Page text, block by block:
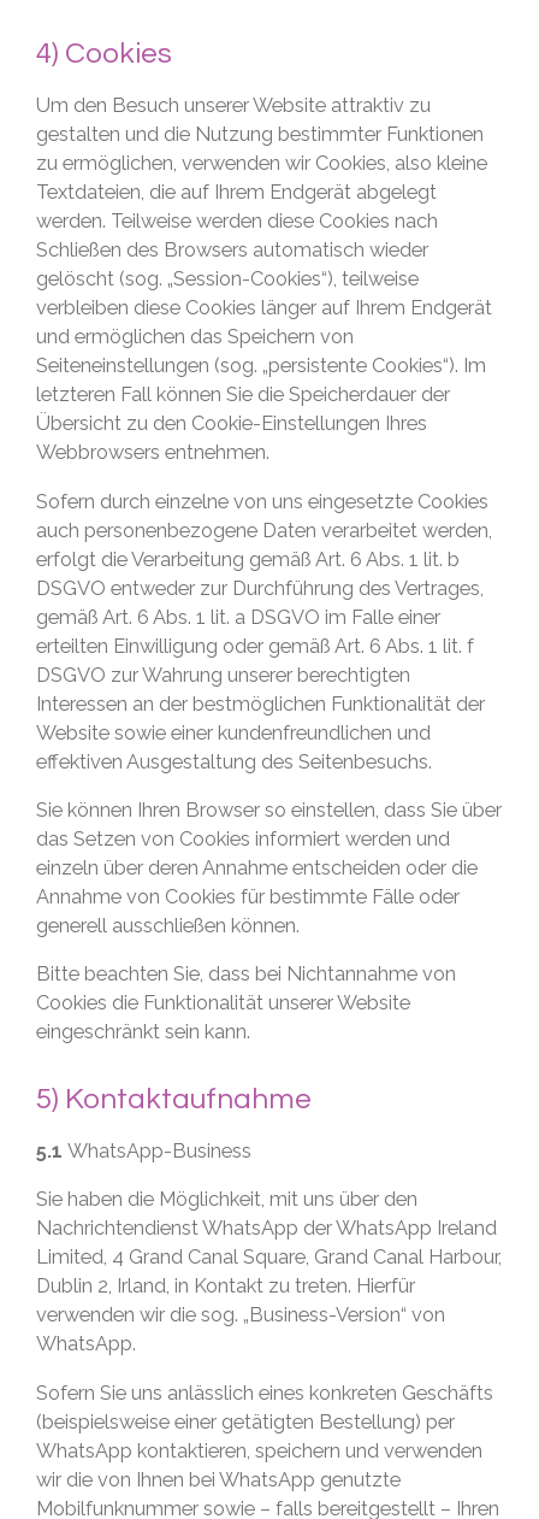
4) Cookies
Um den Besuch unserer Website attraktiv zu
gestalten und die Nutzung bestimmter Funktionen
zu ermöglichen, verwenden wir Cookies, also kleine
Textdateien, die auf Ihrem Endgerät abgelegt
werden. Teilweise werden diese Cookies nach
Schließen des Browsers automatisch wieder
gelöscht (sog. „Session-Cookies“), teilweise
verbleiben diese Cookies länger auf Ihrem Endgerät
und ermöglichen das Speichern von
Seiteneinstellungen (sog. „persistente Cookies“). Im
letzteren Fall können Sie die Speicherdauer der
Übersicht zu den Cookie-Einstellungen Ihres
Webbrowsers entnehmen.
Sofern durch einzelne von uns eingesetzte Cookies
auch personenbezogene Daten verarbeitet werden,
erfolgt die Verarbeitung gemäß Art. 6 Abs. 1 lit. b
DSGVO entweder zur Durchführung des Vertrages,
gemäß Art. 6 Abs. 1 lit. a DSGVO im Falle einer
erteilten Einwilligung oder gemäß Art. 6 Abs. 1 lit. f
DSGVO zur Wahrung unserer berechtigten
Interessen an der bestmöglichen Funktionalität der
Website sowie einer kundenfreundlichen und
effektiven Ausgestaltung des Seitenbesuchs.
Sie können Ihren Browser so einstellen, dass Sie über
das Setzen von Cookies informiert werden und
einzeln über deren Annahme entscheiden oder die
Annahme von Cookies für bestimmte Fälle oder
generell ausschließen können.
Bitte beachten Sie, dass bei Nichtannahme von
Cookies die Funktionalität unserer Website
eingeschränkt sein kann.
5) Kontaktaufnahme
5.1 WhatsApp-Business
Sie haben die Möglichkeit, mit uns über den
Nachrichtendienst WhatsApp der WhatsApp Ireland
Limited, 4 Grand Canal Square, Grand Canal Harbour,
Dublin 2, Irland, in Kontakt zu treten. Hierfür
verwenden wir die sog. „Business-Version“ von
WhatsApp.
Sofern Sie uns anlässlich eines konkreten Geschäfts
(beispielsweise einer getätigten Bestellung) per
WhatsApp kontaktieren, speichern und verwenden
wir die von Ihnen bei WhatsApp genutzte
Mobilfunknummer sowie – falls bereitgestellt – Ihren